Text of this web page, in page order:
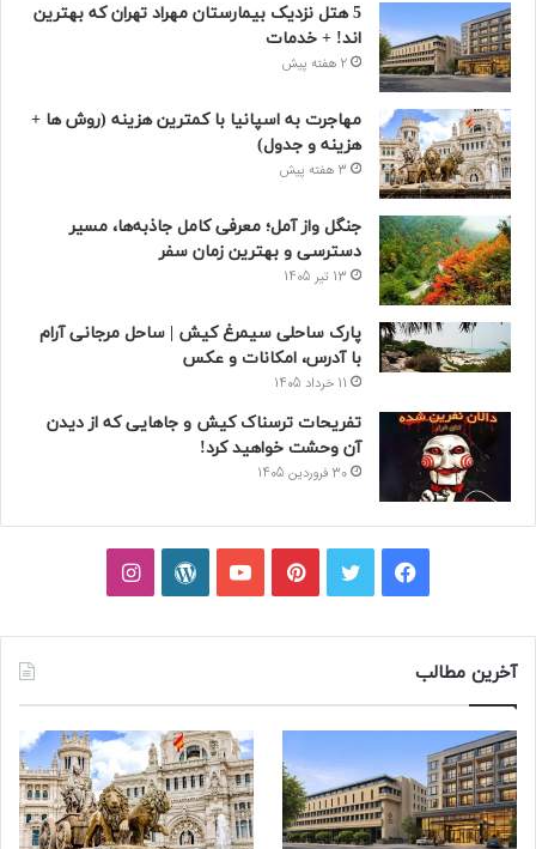
5 هتل نزدیک بیمارستان مهراد تهران که بهترین‌
اند! + خدمات
2 هفته پیش
مهاجرت به اسپانیا با کمترین هزینه (روش ها +
هزینه و جدول)
3 هفته پیش
جنگل واز آمل؛ معرفی کامل جاذبه‌ها، مسیر
دسترسی و بهترین زمان سفر
13 تیر 1405
پارک ساحلی سیمرغ کیش | ساحل مرجانی آرام
با آدرس، امکانات و عکس
11 خرداد 1405
تفریحات ترسناک کیش و جاهایی که از دیدن
آن وحشت خواهید کرد!
30 فروردین 1405
فیسبوکتوییترپینتریستیوتیوبوردپرساینستاگرام
آخرین مطالب